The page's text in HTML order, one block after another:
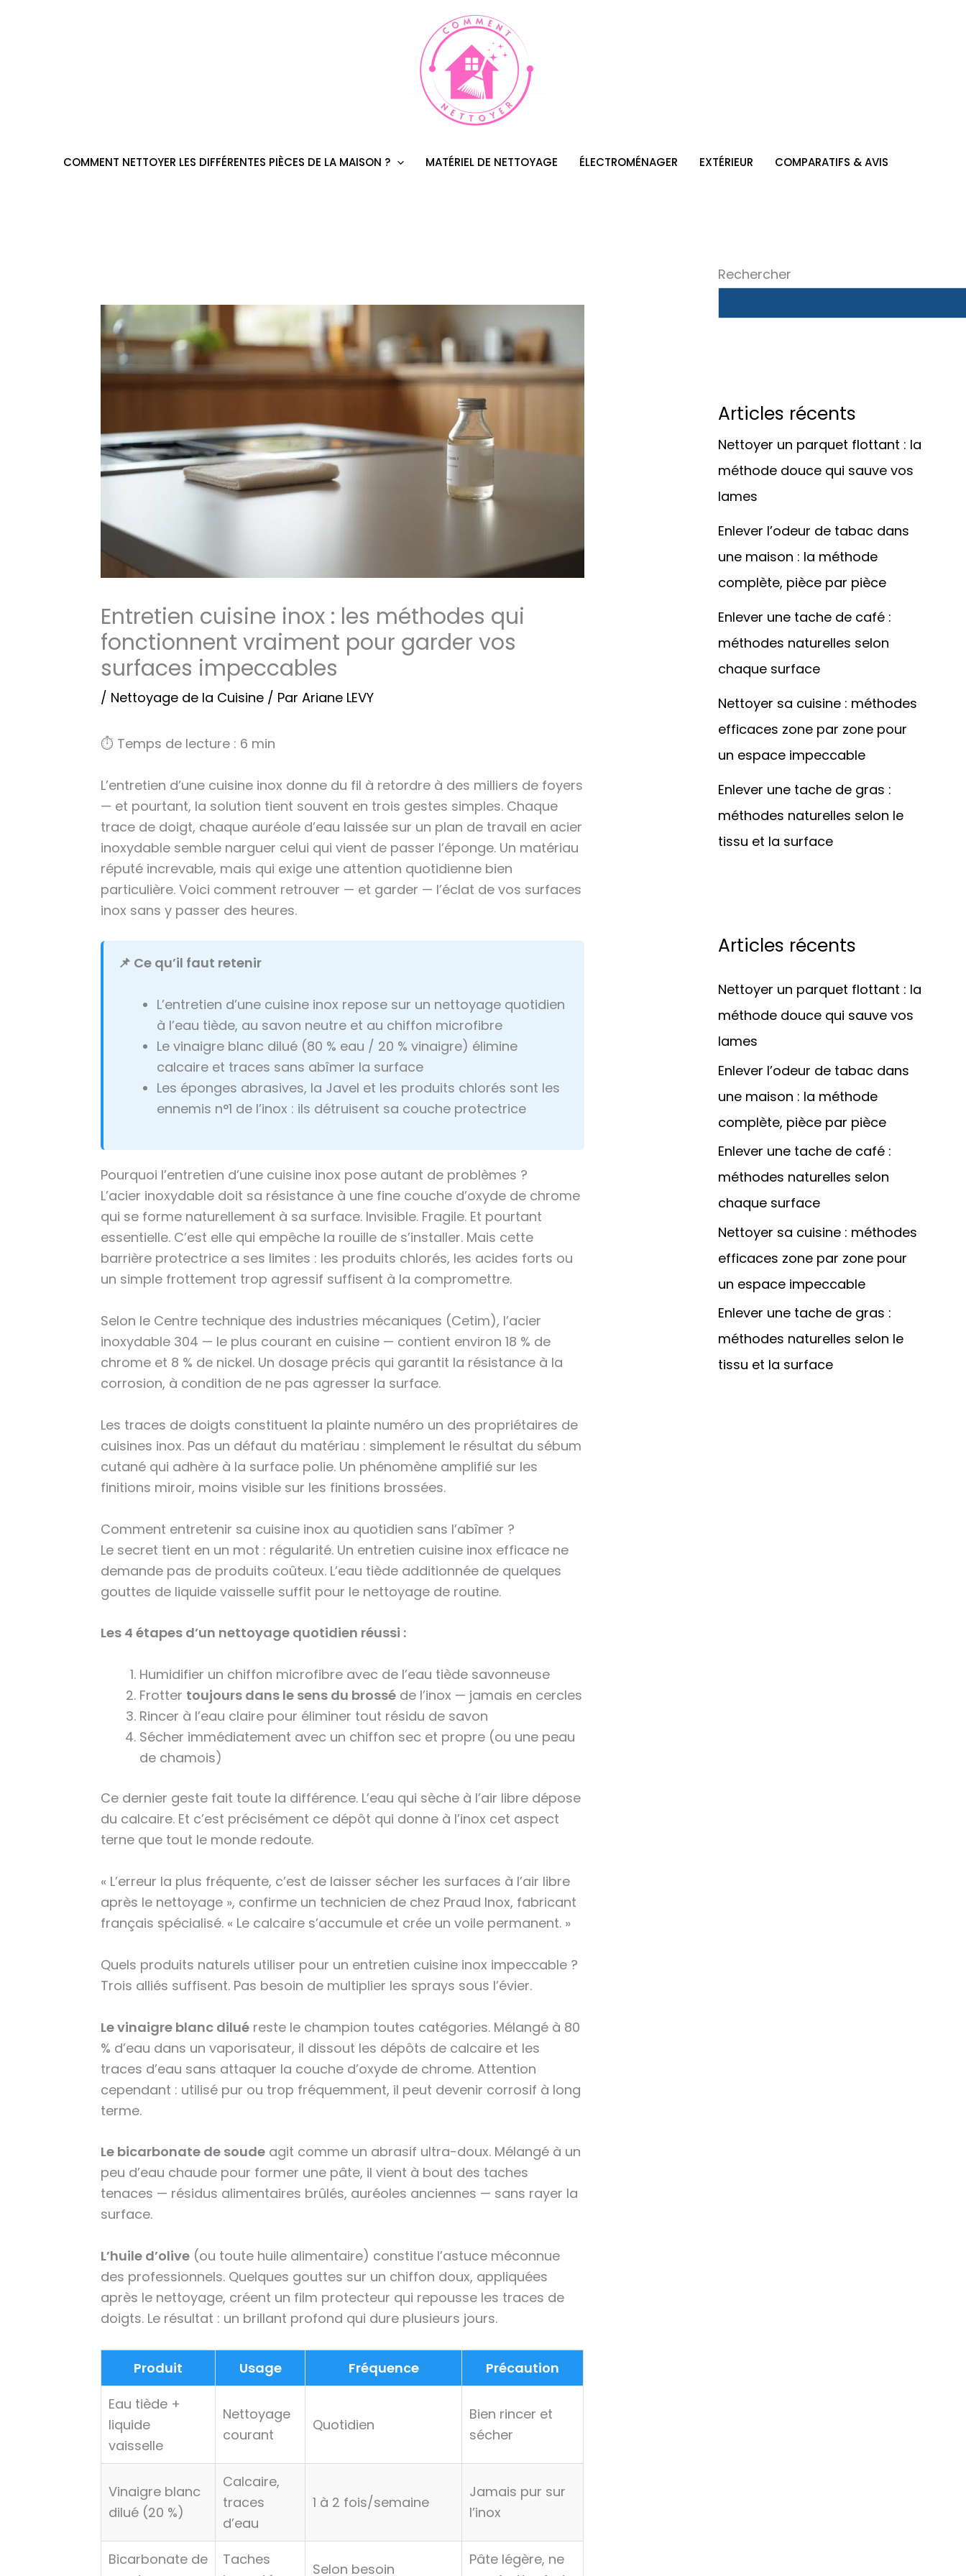
COMMENT NETTOYER LES DIFFÉRENTES PIÈCES DE LA MAISON ? MATÉRIEL DE NETTOYAGE ÉLECTROMÉNAGER EXTÉRIEUR COMPARATIFS & AVIS
Entretien cuisine inox : les méthodes qui
fonctionnent vraiment pour garder vos
surfaces impeccables
/ Nettoyage de la Cuisine / ParAriane LEVY
⏱ Temps de lecture : 6 min
L’entretien d’une cuisine inox donne du fil à retordre à des milliers de foyers
— et pourtant, la solution tient souvent en trois gestes simples. Chaque
trace de doigt, chaque auréole d’eau laissée sur un plan de travail en acier
inoxydable semble narguer celui qui vient de passer l’éponge. Un matériau
réputé increvable, mais qui exige une attention quotidienne bien
particulière. Voici comment retrouver — et garder — l’éclat de vos surfaces
inox sans y passer des heures.
📌 Ce qu’il faut retenir
L’entretien d’une cuisine inox repose sur un nettoyage quotidien
à l’eau tiède, au savon neutre et au chiffon microfibre
Le vinaigre blanc dilué (80 % eau / 20 % vinaigre) élimine
calcaire et traces sans abîmer la surface
Les éponges abrasives, la Javel et les produits chlorés sont les
ennemis n°1 de l’inox : ils détruisent sa couche protectrice
Pourquoi l’entretien d’une cuisine inox pose autant de problèmes ?
L’acier inoxydable doit sa résistance à une fine couche d’oxyde de chrome
qui se forme naturellement à sa surface. Invisible. Fragile. Et pourtant
essentielle. C’est elle qui empêche la rouille de s’installer. Mais cette
barrière protectrice a ses limites : les produits chlorés, les acides forts ou
un simple frottement trop agressif suffisent à la compromettre.
Selon le Centre technique des industries mécaniques (Cetim), l’acier
inoxydable 304 — le plus courant en cuisine — contient environ 18 % de
chrome et 8 % de nickel. Un dosage précis qui garantit la résistance à la
corrosion, à condition de ne pas agresser la surface.
Les traces de doigts constituent la plainte numéro un des propriétaires de
cuisines inox. Pas un défaut du matériau : simplement le résultat du sébum
cutané qui adhère à la surface polie. Un phénomène amplifié sur les
finitions miroir, moins visible sur les finitions brossées.
Comment entretenir sa cuisine inox au quotidien sans l’abîmer ?
Le secret tient en un mot : régularité. Un entretien cuisine inox efficace ne
demande pas de produits coûteux. L’eau tiède additionnée de quelques
gouttes de liquide vaisselle suffit pour le nettoyage de routine.
Les 4 étapes d’un nettoyage quotidien réussi :
Humidifier un chiffon microfibre avec de l’eau tiède savonneuse
Frotter toujours dans le sens du brossé de l’inox — jamais en cercles
Rincer à l’eau claire pour éliminer tout résidu de savon
Sécher immédiatement avec un chiffon sec et propre (ou une peau
de chamois)
Ce dernier geste fait toute la différence. L’eau qui sèche à l’air libre dépose
du calcaire. Et c’est précisément ce dépôt qui donne à l’inox cet aspect
terne que tout le monde redoute.
« L’erreur la plus fréquente, c’est de laisser sécher les surfaces à l’air libre
après le nettoyage », confirme un technicien de chez Praud Inox, fabricant
français spécialisé. « Le calcaire s’accumule et crée un voile permanent. »
Quels produits naturels utiliser pour un entretien cuisine inox impeccable ?
Trois alliés suffisent. Pas besoin de multiplier les sprays sous l’évier.
Le vinaigre blanc dilué reste le champion toutes catégories. Mélangé à 80
% d’eau dans un vaporisateur, il dissout les dépôts de calcaire et les
traces d’eau sans attaquer la couche d’oxyde de chrome. Attention
cependant : utilisé pur ou trop fréquemment, il peut devenir corrosif à long
terme.
Le bicarbonate de soude agit comme un abrasif ultra-doux. Mélangé à un
peu d’eau chaude pour former une pâte, il vient à bout des taches
tenaces — résidus alimentaires brûlés, auréoles anciennes — sans rayer la
surface.
L’huile d’olive (ou toute huile alimentaire) constitue l’astuce méconnue
des professionnels. Quelques gouttes sur un chiffon doux, appliquées
après le nettoyage, créent un film protecteur qui repousse les traces de
doigts. Le résultat : un brillant profond qui dure plusieurs jours.
Produit Usage Fréquence
Précaution
Eau tiède +
liquide
vaisselle
Nettoyage
courant
Quotidien
Bien rincer et
sécher
Vinaigre blanc
dilué (20 %)
Calcaire,
traces
d’eau
1 à 2 fois/semaine
Jamais pur sur
l’inox
Bicarbonate de
Taches
Selon besoin
Pâte légère, ne
Rechercher
Articles récents
Nettoyer un parquet flottant : la
méthode douce qui sauve vos
lames
Enlever l’odeur de tabac dans
une maison : la méthode
complète, pièce par pièce
Enlever une tache de café :
méthodes naturelles selon
chaque surface
Nettoyer sa cuisine : méthodes
efficaces zone par zone pour
un espace impeccable
Enlever une tache de gras :
méthodes naturelles selon le
tissu et la surface
Articles récents
Nettoyer un parquet flottant : la
méthode douce qui sauve vos
lames
Enlever l’odeur de tabac dans
une maison : la méthode
complète, pièce par pièce
Enlever une tache de café :
méthodes naturelles selon
chaque surface
Nettoyer sa cuisine : méthodes
efficaces zone par zone pour
un espace impeccable
Enlever une tache de gras :
méthodes naturelles selon le
tissu et la surface